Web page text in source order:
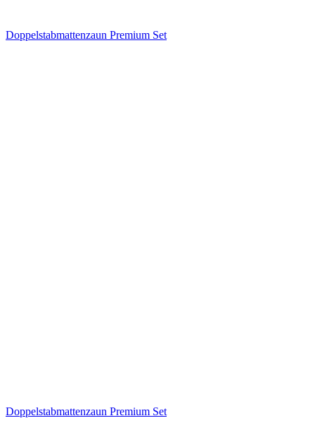
Doppelstabmattenzaun Premium Set
Doppelstabmattenzaun Premium Set